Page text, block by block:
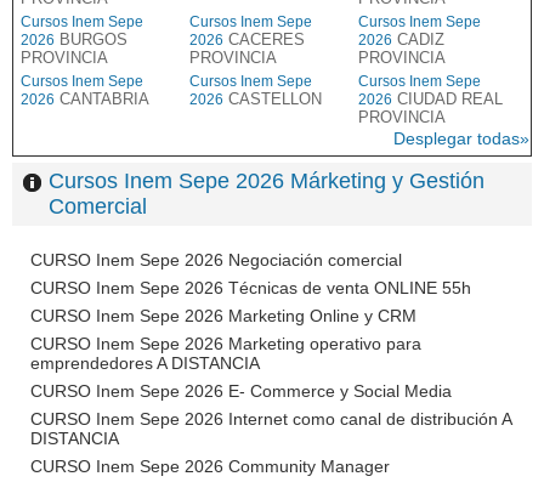
Cursos Inem Sepe
2026 BURGOS
PROVINCIA
Cursos Inem Sepe
2026 CACERES
PROVINCIA
Cursos Inem Sepe
2026 CADIZ
PROVINCIA
Cursos Inem Sepe
2026 CANTABRIA
Cursos Inem Sepe
2026 CASTELLON
Cursos Inem Sepe
2026 CIUDAD REAL
PROVINCIA
Desplegar todas»
Cursos Inem Sepe 2026 Márketing y Gestión
Comercial
CURSO Inem Sepe 2026 Negociación comercial
CURSO Inem Sepe 2026 Técnicas de venta ONLINE 55h
CURSO Inem Sepe 2026 Marketing Online y CRM
CURSO Inem Sepe 2026 Marketing operativo para
emprendedores A DISTANCIA
CURSO Inem Sepe 2026 E- Commerce y Social Media
CURSO Inem Sepe 2026 Internet como canal de distribución A
DISTANCIA
CURSO Inem Sepe 2026 Community Manager